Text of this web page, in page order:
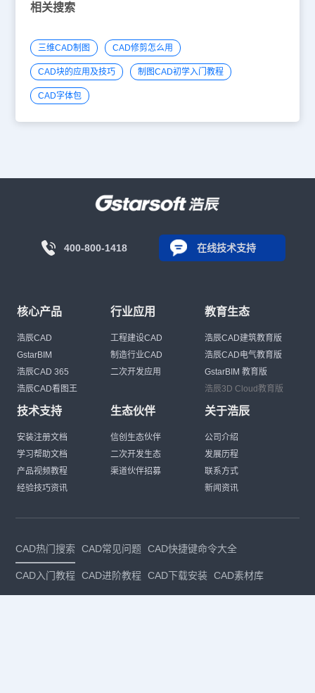
相关搜索
三维CAD制图 CAD修剪怎么用
CAD块的应用及技巧 制图CAD初学入门教程
CAD字体包
400-800-1418 在线技术支持
核心产品
浩辰CAD
GstarBIM
浩辰CAD 365
浩辰CAD看图王
行业应用
工程建设CAD
制造行业CAD
二次开发应用
教育生态
浩辰CAD建筑教育版
浩辰CAD电气教育版
GstarBIM 教育版
浩辰3D Cloud教育版
技术支持
安装注册文档
学习帮助文档
产品视频教程
经验技巧资讯
生态伙伴
信创生态伙伴
二次开发生态
渠道伙伴招募
关于浩辰
公司介绍
发展历程
联系方式
新闻资讯
CAD热门搜索 CAD常见问题 CAD快捷键命令大全
CAD入门教程 CAD进阶教程 CAD下载安装 CAD素材库